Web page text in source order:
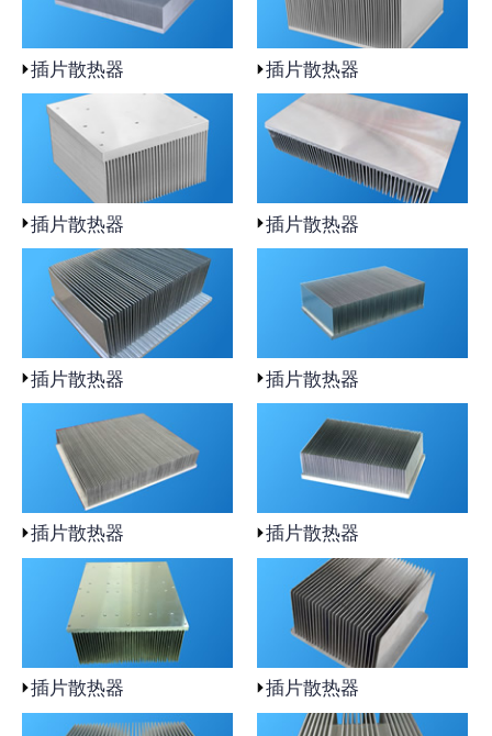
插片散热器 插片散热器
插片散热器 插片散热器
插片散热器 插片散热器
插片散热器 插片散热器
插片散热器 插片散热器